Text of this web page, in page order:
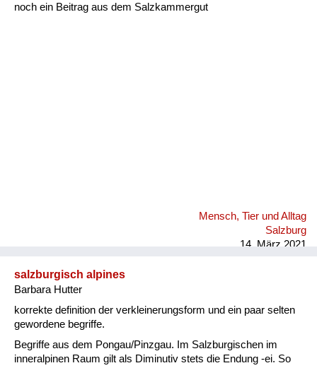
noch ein Beitrag aus dem Salzkammergut
Mensch, Tier und Alltag
Salzburg
14. März 2021
salzburgisch alpines
Barbara Hutter
korrekte definition der verkleinerungsform und ein paar selten
gewordene begriffe.
Begriffe aus dem Pongau/Pinzgau. Im Salzburgischen im
inneralpinen Raum gilt als Diminutiv stets die Endung -ei. So